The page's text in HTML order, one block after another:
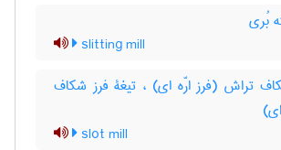
بُری
slitting mill
تراش (فرز ارّه ای) ، تیغۀ فرز شکاف
slot mill